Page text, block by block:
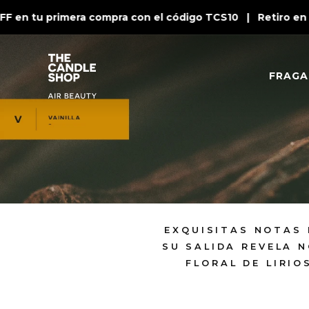
tu primera compra con el código TCS10 | Retiro en
EXQUISITAS NOTAS
SU SALIDA REVELA
FLORAL DE